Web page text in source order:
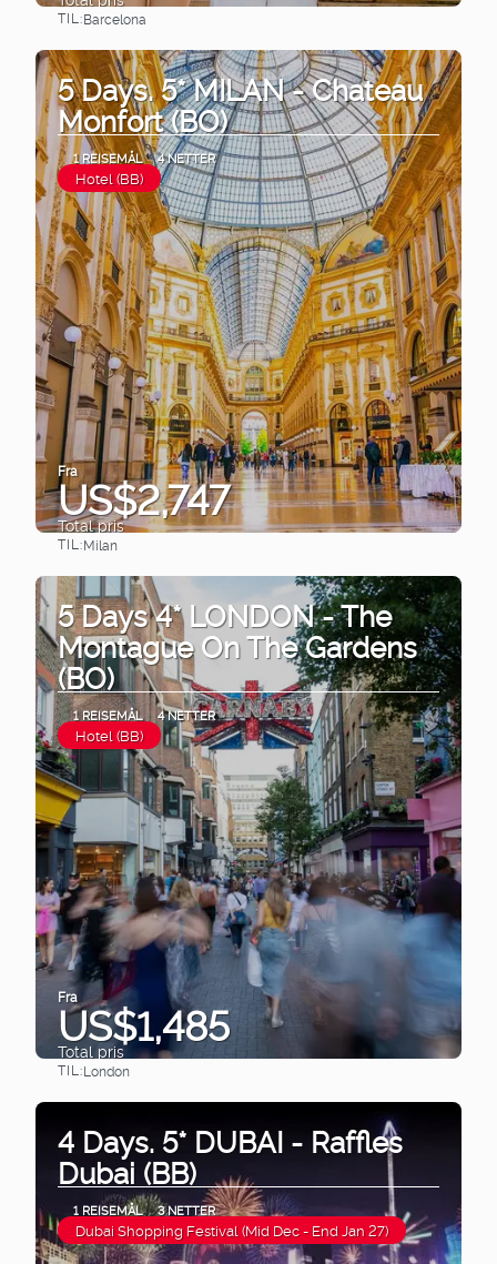
TIL:Barcelona
5 Days. 5* MILAN - Chateau
Monfort (BO)
1 REISEMÅL 4 NETTER
Hotel (BB)
Fra
US$2,747
Total pris
TIL:Milan
5 Days 4* LONDON - The
Montague On The Gardens
(BO)
1 REISEMÅL 4 NETTER
Hotel (BB)
Fra
US$1,485
Total pris
TIL:London
4 Days. 5* DUBAI - Raffles
Dubai (BB)
1 REISEMÅL 3 NETTER
Dubai Shopping Festival (Mid Dec - End Jan 27)